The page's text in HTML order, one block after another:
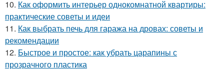
10. Как оформить интерьер однокомнатной квартиры:
практические советы и идеи
11. Как выбрать печь для гаража на дровах: советы и
рекомендации
12. Быстрое и простое: как убрать царапины с
прозрачного пластика